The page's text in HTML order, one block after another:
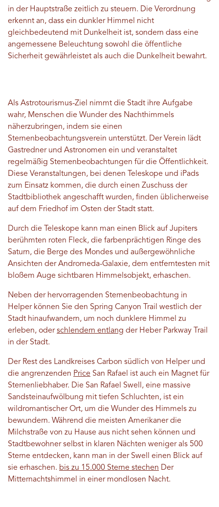
in der Hauptstraße zeitlich zu steuern. Die Verordnung
erkennt an, dass ein dunkler Himmel nicht
gleichbedeutend mit Dunkelheit ist, sondern dass eine
angemessene Beleuchtung sowohl die öffentliche
Sicherheit gewährleistet als auch die Dunkelheit bewahrt.
Als Astrotourismus-Ziel nimmt die Stadt ihre Aufgabe
wahr, Menschen die Wunder des Nachthimmels
näherzubringen, indem sie einen
Sternenbeobachtungsverein unterstützt. Der Verein lädt
Gastredner und Astronomen ein und veranstaltet
regelmäßig Sternenbeobachtungen für die Öffentlichkeit.
Diese Veranstaltungen, bei denen Teleskope und iPads
zum Einsatz kommen, die durch einen Zuschuss der
Stadtbibliothek angeschafft wurden, finden üblicherweise
auf dem Friedhof im Osten der Stadt statt.
Durch die Teleskope kann man einen Blick auf Jupiters
berühmten roten Fleck, die farbenprächtigen Ringe des
Saturn, die Berge des Mondes und außergewöhnliche
Ansichten der Andromeda-Galaxie, dem entferntesten mit
bloßem Auge sichtbaren Himmelsobjekt, erhaschen.
Neben der hervorragenden Sternenbeobachtung in
Helper können Sie den Spring Canyon Trail westlich der
Stadt hinaufwandern, um noch dunklere Himmel zu
erleben, oderschlendern entlang der Heber Parkway Trail
in der Stadt.
Der Rest des Landkreises Carbon südlich von Helper und
die angrenzenden Price San Rafael ist auch ein Magnet für
Sternenliebhaber. Die San Rafael Swell, eine massive
Sandsteinaufwölbung mit tiefen Schluchten, ist ein
wildromantischer Ort, um die Wunder des Himmels zu
bewundern. Während die meisten Amerikaner die
Milchstraße von zu Hause aus nicht sehen können und
Stadtbewohner selbst in klaren Nächten weniger als 500
Sterne entdecken, kann man in der Swell einen Blick auf
sie erhaschen. bis zu 15.000 Sterne stechen Der
Mitternachtshimmel in einer mondlosen Nacht.